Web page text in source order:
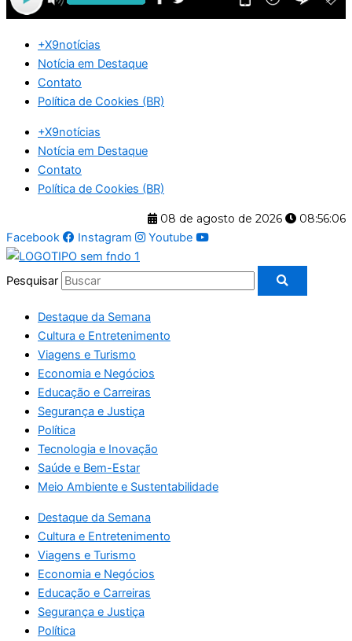
+X9notícias
Notícia em Destaque
Contato
Política de Cookies (BR)
+X9notícias
Notícia em Destaque
Contato
Política de Cookies (BR)
08 de agosto de 2026
08:56:06
Facebook
Instagram Youtube
Pesquisar
Destaque da Semana
Cultura e Entretenimento
Viagens e Turismo
Economia e Negócios
Educação e Carreiras
Segurança e Justiça
Política
Tecnologia e Inovação
Saúde e Bem-Estar
Meio Ambiente e Sustentabilidade
Destaque da Semana
Cultura e Entretenimento
Viagens e Turismo
Economia e Negócios
Educação e Carreiras
Segurança e Justiça
Política